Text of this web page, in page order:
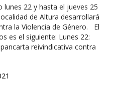
lunes 22 y hasta el jueves 25
de Altura desarrollará
la Violencia de Género. El
es el siguiente: Lunes 22:
reivindicativa contra